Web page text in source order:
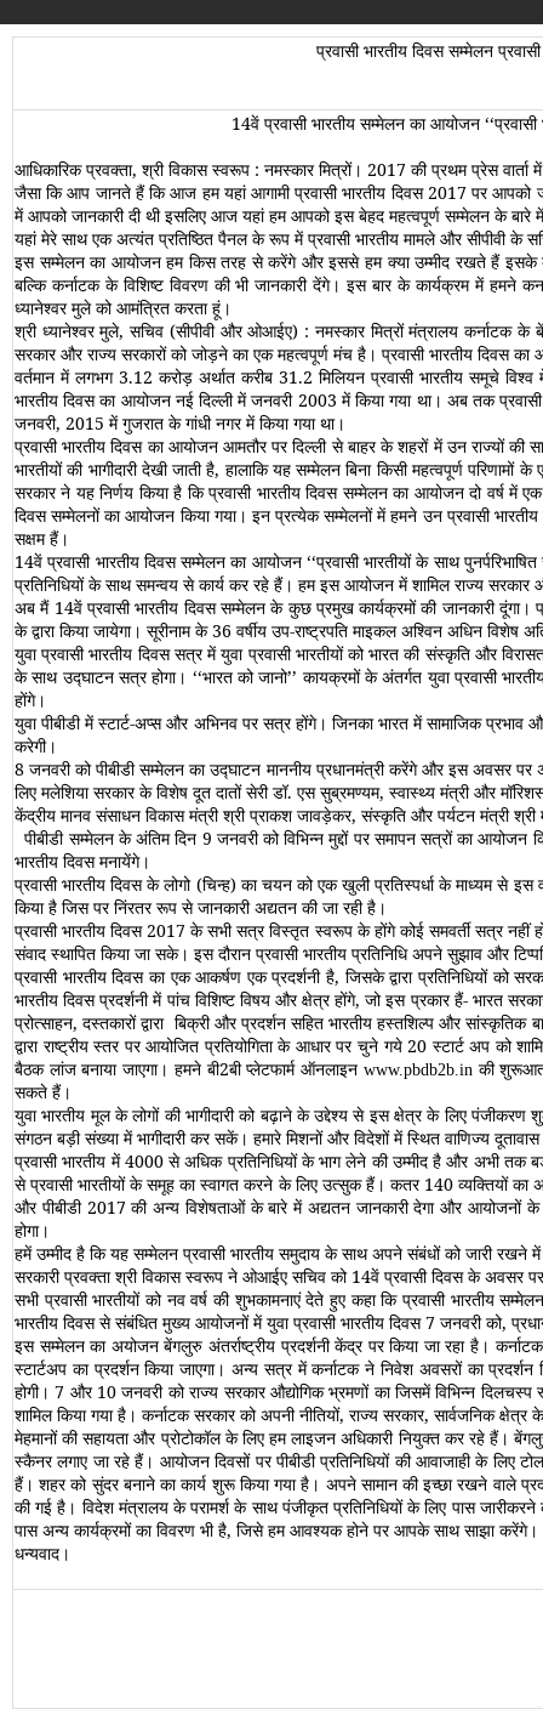
प्रवासी भारतीय दिवस सम्‍मेलन
14वें प्रवासी भारतीय सम्‍मेलन का आयोजन
आधिकारिक प्रवक्‍ता, श्री विकास स्‍वरूप : नमस्‍कार मित्रों। 2017 की प्रथम प्रेस
जैसा कि आप जानते हैं कि आज हम यहां आगामी प्रवासी भारतीय दिवस 2017 पर आपको
में आपको जानकारी दी थी इसलिए आज यहां हम आपको इस बेहद महत्‍वपूर्ण सम्‍मेलन के बारे
यहां मेरे साथ एक अत्‍यंत प्रतिष्ठित पैनल के रूप में प्रवासी भारतीय मामले और सीपीवी के
इस सम्‍मेलन का आयो‍जन हम किस तरह से करेंगे और इससे हम क्‍या उम्‍मीद रखते हैं इसके बारे
बल्कि कर्नाटक के विशिष्‍ट विवरण की भी जानकारी देंगे। इस बार के कार्यक्रम में
ध्‍यानेश्‍वर मुले को आमंत्रित करता हूं।
श्री ध्‍यानेश्‍वर मुले, सचिव (सीपीवी और ओआईए) : नमस्‍कार मित्रों मंत्रालय कर्नाटक
सरकार और राज्‍य सरकारों को जोड़ने का एक महत्‍वपूर्ण मंच है। प्रवासी भारतीय दिवस
वर्तमान में लगभग 3.12 करोड़ अर्थात करीब 31.2 मिलियन प्रवासी भारतीय समूचे
भारतीय दिवस का आयोजन नई दिल्‍ली में जनवरी 2003 में किया गया था। अब तक
जनवरी, 2015 में गुजरात के गांधी नगर में किया गया था।
प्रवासी भारतीय दिवस का आयोजन आमतौर पर दिल्‍ली से बाहर के शहरों में उन राज्‍यों की
भारतीयों की भागीदारी देखी जाती है, हालाकि यह सम्‍मेलन बिना किसी महत्‍वपूर्ण
सरकार ने यह निर्णय किया है कि प्रवासी भारतीय दिवस सम्‍मेलन का आयोजन दो वर्ष में
दिवस सम्‍मेलनों का आयोजन किया गया। इन प्रत्‍येक सम्‍मेलनों में हमने उन प्रवासी भारतीय
सक्षम हैं।
14वें प्रवासी भारतीय दिवस सम्‍मेलन का आयोजन ‘‘प्रवासी भारतीयों के साथ
प्रतिनिधियों के साथ समन्‍वय से कार्य कर रहे हैं। हम इस आयोजन में शामिल राज्‍य सरकार
अब मैं 14वें प्रवासी भारतीय दिवस सम्‍मेलन के कुछ प्रमुख कार्यक्रमों की जानकारी
के द्वारा किया जायेगा। सूरीनाम के 36 वर्षीय उप-राष्‍ट्रपति माइकल अश्विन अधिन विशेष
युवा प्रवासी भारतीय दिवस सत्र में युवा प्रवासी भारतीयों को भारत की संस्‍कृति और
के साथ उद्घाटन सत्र होगा। ‘‘भारत को जानो’’ कायक्रमों के अंतर्गत युवा प्रवासी
होंगे।
युवा पीबीडी में स्‍टार्ट-अप्स और अभिनव पर सत्र होंगे। जिनका भारत में सामाजिक
करेगी।
8 जनवरी को पीबीडी सम्‍मेलन का उद्घाटन माननीय प्रधानमंत्री करेंगे और इस अवसर पर
लिए मलेशिया सरकार के विशेष दूत दातों सेरी डॉ. एस सुब्रमण्‍यम, स्‍वास्‍थ्‍य मंत्री और
केंद्रीय मानव संसाधन विकास मंत्री श्री प्राकश जावड़ेकर, संस्‍कृति और पर्यटन मंत्री
पीबीडी सम्‍मेलन के अंतिम दिन 9 जनवरी को विभिन्‍न मुद्दों पर समापन सत्रों का
भारतीय दिवस मनायेंगे।
प्रवासी भारतीय दिवस के लोगो (चिन्‍ह) का चयन को एक खुली प्रतिस्‍पर्धा के माध्‍यम से इस
किया है जिस पर निंरतर रूप से जानकारी अद्यतन की जा रही है।
प्रवासी भारतीय दिवस 2017 के सभी सत्र विस्तृत स्वरूप के होंगे कोई समवर्ती सत्र नहीं
संवाद स्थापित किया जा सके। इस दौरान प्रवासी भारतीय प्रतिनिधि अपने सुझाव और
प्रवासी भारतीय दिवस का एक आकर्षण एक प्रदर्शनी है, जिसके द्वारा प्रतिनिधियों को
भारतीय दिवस प्रदर्शनी में पांच विशिष्ट विषय और क्षेत्र होंगे, जो इस प्रकार हैं-
प्रोत्साहन, दस्तकारों द्वारा बिक्री और प्रदर्शन सहित भारतीय हस्तशिल्प और
द्वारा राष्ट्रीय स्तर पर आयोजित प्रतियोगिता के आधार पर चुने गये 20 स्टार्ट अप को
बैठक लांज बनाया जाएगा। हमने बी2बी प्लेटफार्म ऑनलाइन www.pbdb2b.in की शुरूआत
सकते हैं।
युवा भारतीय मूल के लोगों की भागीदारी को बढ़ाने के उद्देश्य से इस क्षेत्र के लिए
संगठन बड़ी संख्या में भागीदारी कर सकें। हमारे मिशनों और विदेशों में स्‍थित वाणिज्य
प्रवासी भारतीय में 4000 से अधिक प्रतिनिधियों के भाग लेने की उम्मीद है और अभी
से प्रवासी भारतीयों के समूह का स्वागत करने के लिए उत्सुक हैं। कतर 140 व्यक्तियों का
और पीबीडी 2017 की अन्य विशेषताओं के बारे में अद्यतन जानकारी देगा और आयोजनों के
होगा।
हमें उम्मीद है कि यह सम्मेलन प्रवासी भारतीय समुदाय के साथ अपने संबंधों को जारी
सरकारी प्रवक्‍ता श्री विकास स्‍वरूप ने ओआईए सचिव को 14वें प्रवासी दिवस के अवसर
सभी प्रवासी भारतीयों को नव वर्ष की शुभकामनाएं देते हुए कहा कि प्रवासी भारतीय
भारतीय दिवस से संबंधित मुख्‍य आयोजनों में युवा प्रवासी भारतीय दिवस 7 जनवरी को,
इस सम्‍मेलन का अयोजन बेंगलुरु अंतर्राष्‍ट्रीय प्रदर्शनी केंद्र पर किया जा रहा है।
स्‍टार्टअप का प्रदर्शन किया जाएगा। अन्‍य सत्र में कर्नाटक ने निवेश अवसरों का प्रदर्शन
होगी। 7 और 10 जनवरी को राज्‍य सरकार औद्योगिक भ्रमणों का जिसमें विभिन्‍न
शामिल किया गया है। कर्नाटक सरकार को अपनी नीतियों, राज्‍य सरकार, सार्वजनिक
मेहमानों की सहायता और प्रोटोकॉल के लिए हम लाइजन अधिकारी नियुक्‍त कर रहे हैं।
स्‍कैनर लगाए जा रहे हैं। आयोजन दिवसों पर पीबीडी प्रतिनिधियों की आवाजाही के लिए
हैं। शहर को सुंदर बनाने का कार्य शुरू किया गया है। अपने सामान की इच्‍छा रखने वाले
की गई है। विदेश मंत्रालय के परामर्श के साथ पंजीकृत प्रतिनिधियों के लिए पास
पास अन्‍य कार्यक्रमों का विवरण भी है, जिसे हम आवश्‍यक होने पर आपके साथ साझा करेंगे।
धन्‍यवाद।